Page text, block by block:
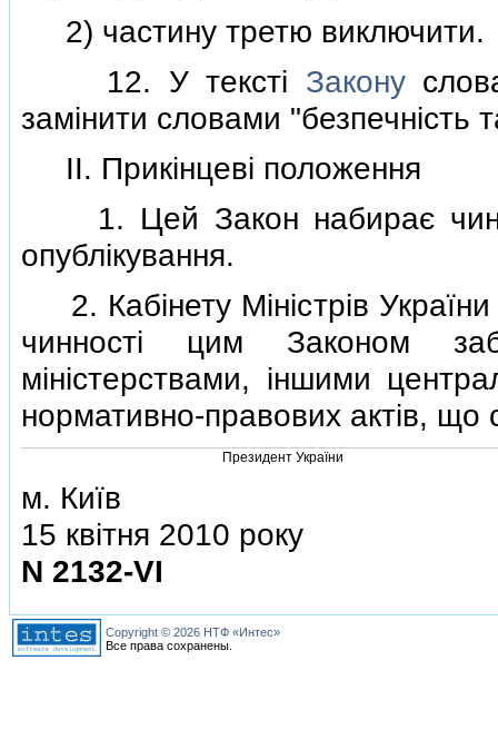
2) частину третю виключити.
12. У текстi Закону
замiнити словами "безпечнiсть
II. Прикiнцевi положення
1. Цей Закон набирає
опублiкування.
2. Кабiнету Мiнiстрiв України
чинностi цим Законом
мiнiстерствами, iншими
нормативно-правових актiв, що
Президент України
м. Київ
15 квiтня 2010 року
N 2132-VI
Copyright © 2026 НТФ «Интес»
Все права сохранены.